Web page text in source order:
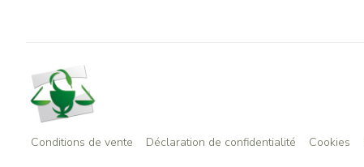
Conditions de vente Déclaration de confidentialité Cookies